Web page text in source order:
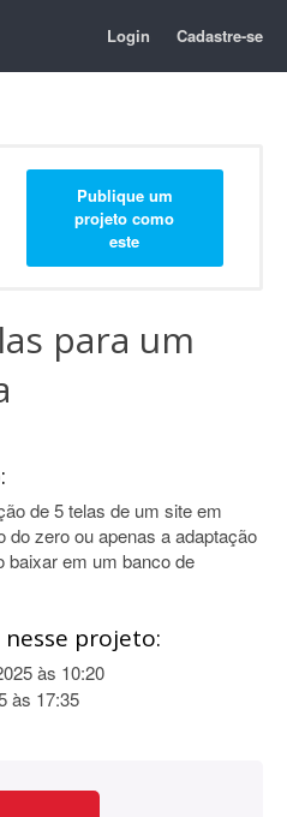
Login Cadastre-se
Publique um
projeto como
este
para um
de 5 telas de um site em
do zero ou apenas a adaptação
baixar em um banco de
projeto:
às 10:20
às 17:35